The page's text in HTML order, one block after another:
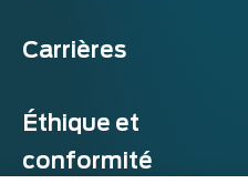
Carrières
Éthique et
conformité